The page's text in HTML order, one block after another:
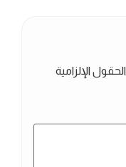
الحقول الإلزامية